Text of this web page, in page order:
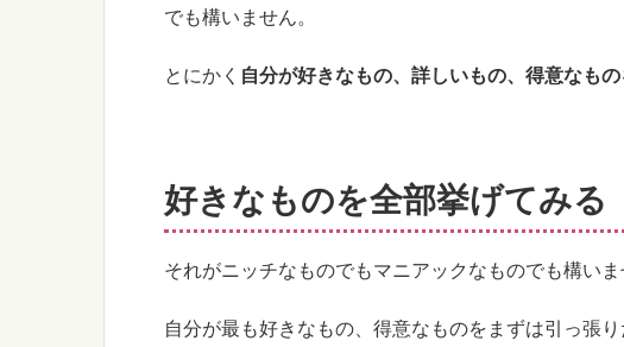
でも構いません。
とにかく 自分が好きなもの、詳しいもの、得意なもの
好きなものを全部挙げてみる
それがニッチなものでもマニアックなものでも構いま
自分が最も好きなもの、得意なものをまずは引っ張